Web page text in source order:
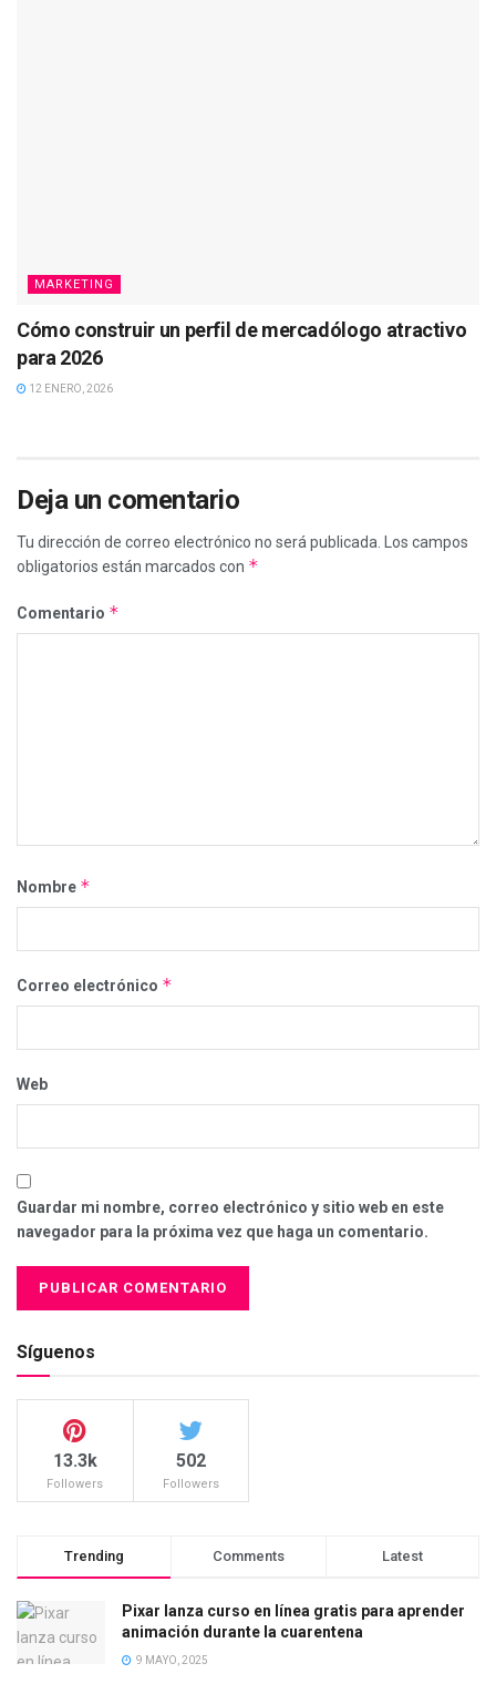
MARKETING
Cómo construir un perfil de mercadólogo atractivo
para 2026
12 ENERO, 2026
Deja un comentario
Tu dirección de correo electrónico no será publicada. Los campos
obligatorios están marcados con *
Comentario *
Nombre *
Correo electrónico *
Web
Guardar mi nombre, correo electrónico y sitio web en este
navegador para la próxima vez que haga un comentario.
Síguenos
13.3k
Followers
502
Followers
Trending Comments Latest
Pixar lanza curso en línea gratis para aprender
animación durante la cuarentena
9 MAYO, 2025